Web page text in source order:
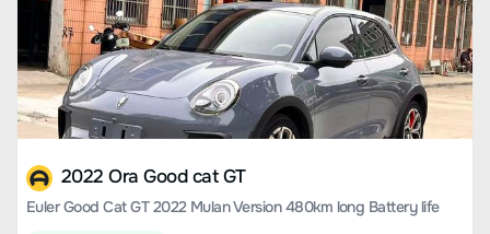
2022 Ora Good cat GT
Euler Good Cat GT 2022 Mulan Version 480km long Battery life